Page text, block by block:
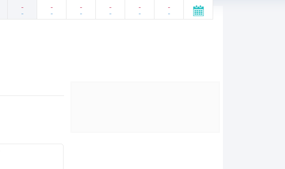
-
-
-
-
-
-
-
-
-
-
-
-